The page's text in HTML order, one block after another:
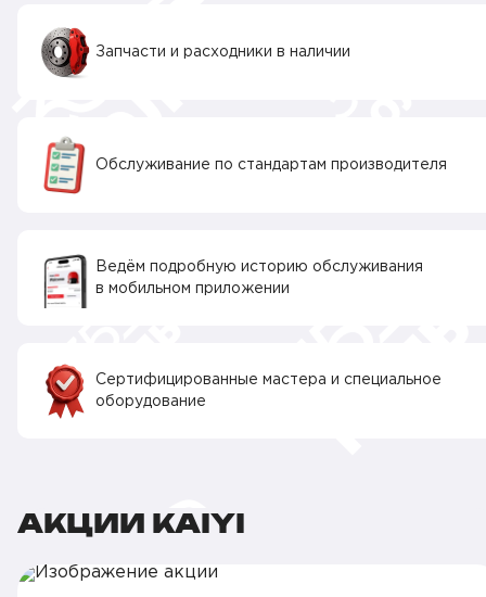
Запчасти и расходники в наличии
Обслуживание по стандартам производителя
Ведём подробную историю обслуживания
в мобильном приложении
Сертифицированные мастера и специальное
оборудование
АКЦИИ KAIYI